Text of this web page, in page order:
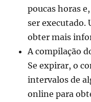
poucas horas
ser executado.
obter mais
A compilação
Se expirar, o
intervalos de
online para